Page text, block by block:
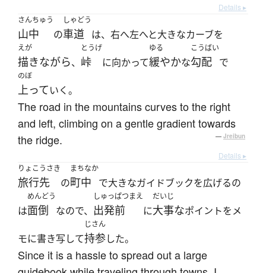
Details ▸
さんちゅう
山中 の
しゃどう
車道 は、右へ左へと大きなカーブを
えが
描きながら、
とうげ
峠 に向かって
ゆる
緩やかな
こうばい
勾配 で
のぼ
上っていく。
The road in the mountains curves to the right
and left, climbing on a gentle gradient towards
the ridge.
— Jreibun
Details ▸
りょこうさき
旅行先 の
まちなか
町中 で大きなガイドブックを広げるの
は
めんどう
面倒 なので、
しゅっぱつまえ
出発前 に
だいじ
大事なポイントをメ
モに書き写して
じさん
持参した。
Since it is a hassle to spread out a large